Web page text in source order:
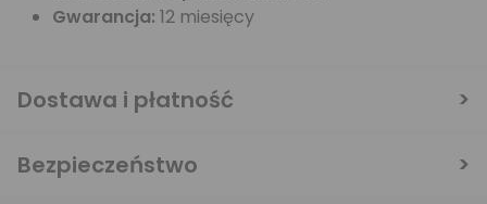
Gwarancja: 12 miesięcy
Dostawa i płatność
Bezpieczeństwo